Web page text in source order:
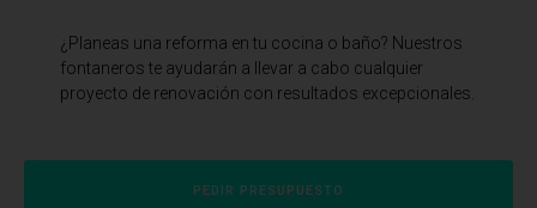
¿Planeas una reforma en tu cocina o baño? Nuestros
fontaneros te ayudarán a llevar a cabo cualquier
proyecto de renovación con resultados excepcionales.
PEDIR PRESUPUESTO